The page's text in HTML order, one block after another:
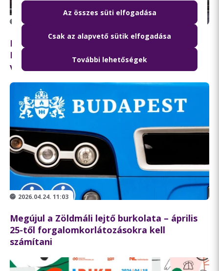
2026.04.30. 12:05
Forgalomkorlátozás Újpesten a Szusza
Ferenc Stadion környékén május 3-án,
vasárnap
2026.04.24. 11:03
Megújul a Zöldmáli lejtő burkolata – április
25-től forgalomkorlátozásokra kell
számítani
Az összes süti elfogadása
Csak az alapvető sütik elfogadása
További lehetőségek